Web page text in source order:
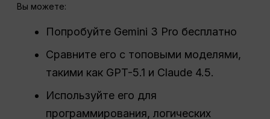
Вы можете:
Попробуйте Gemini 3 Pro бесплатно
Сравните его с топовыми моделями,
такими как GPT-5.1 и Claude 4.5.
Используйте его для
программирования, логических